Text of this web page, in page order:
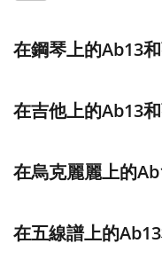
한국어
हिन्दी
在鋼琴上的Ab13
在吉他上的Ab13
在烏克麗麗上的
在五線譜上的